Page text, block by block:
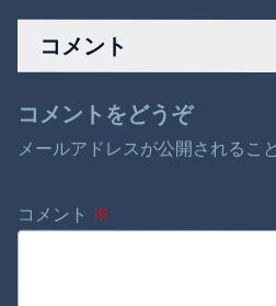
推進員」配
コメント
コメントをどうぞ
メールアドレスが公開されるこ
コメント ※